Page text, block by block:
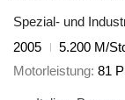
Spezial- und
2005
5.200 M/
Motorleistung 81